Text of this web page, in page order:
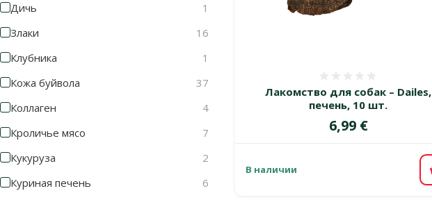
Дичь
1
Злаки
16
Клубника
1
Кожа буйвола
37
Коллаген
4
Кроличье мясо
7
Кукуруза
2
Куриная печень
6
Лакомство для собак – Dailes,
печень, 10 шт.
Цена
6,99 €
В наличии